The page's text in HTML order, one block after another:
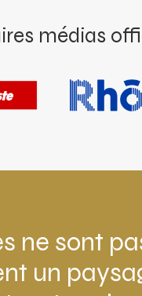
médias
ne sont
un